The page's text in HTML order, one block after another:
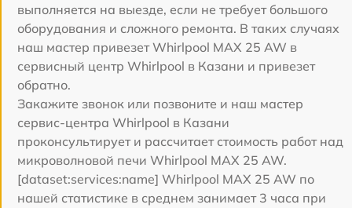
выполняется на выезде, если не требует большого
оборудования и сложного ремонта. В таких случаях
наш мастер привезет Whirlpool MAX 25 AW в
сервисный центр Whirlpool в Казани и привезет
обратно.
Закажите звонок или позвоните и наш мастер
сервис-центра Whirlpool в Казани
проконсультирует и рассчитает стоимость работ над
микроволновой печи Whirlpool MAX 25 AW.
[dataset:services:name] Whirlpool MAX 25 AW по
нашей статистике в среднем занимает 3 часа при